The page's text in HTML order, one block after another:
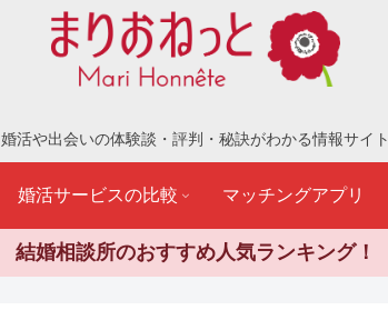
婚活や出会いの体験談・評判・秘訣がわかる情報サイト
婚活サービスの比較 マッチングアプリ
結婚相談所のおすすめ人気ランキング！